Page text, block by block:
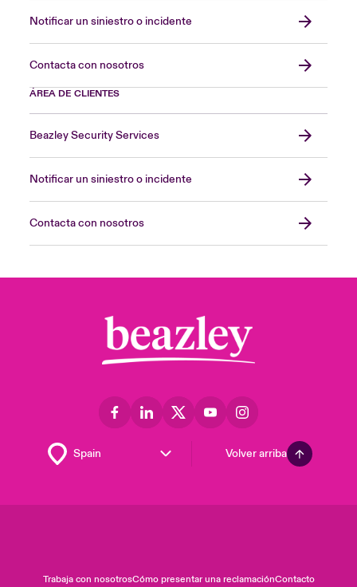
Notificar un siniestro o incidente
Contacta con nosotros
ÁREA DE CLIENTES
Beazley Security Services
Notificar un siniestro o incidente
Contacta con nosotros
Volver arriba
Trabaja con nosotrosCómo presentar una reclamaciónContacto